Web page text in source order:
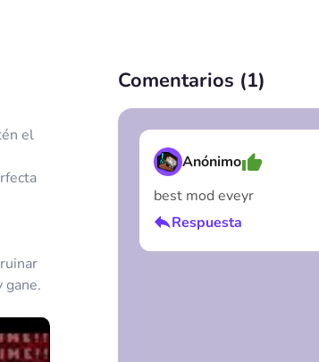
el
gane.
Comentarios (1)
Anónimo
best mod eveyr
Respuesta